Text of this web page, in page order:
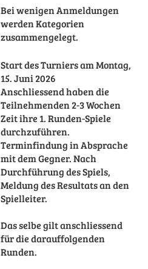
Bei wenigen Anmeldungen
werden Kategorien
zusammengelegt.
Start des Turniers am Montag,
15. Juni 2026
Anschliessend haben die
Teilnehmenden 2-3 Wochen
Zeit ihre 1. Runden-Spiele
durchzuführen.
Terminfindung in Absprache
mit dem Gegner. Nach
Durchführung des Spiels,
Meldung des Resultats an den
Spielleiter.
Das selbe gilt anschliessend
für die darauffolgenden
Runden.